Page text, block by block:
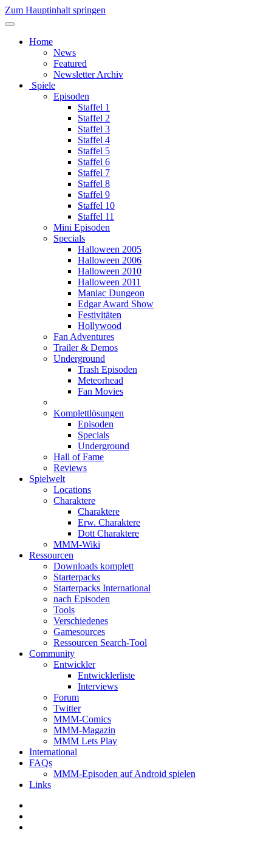
Zum Hauptinhalt springen
Home
News
Featured
Newsletter Archiv
Spiele
Episoden
Staffel 1
Staffel 2
Staffel 3
Staffel 4
Staffel 5
Staffel 6
Staffel 7
Staffel 8
Staffel 9
Staffel 10
Staffel 11
Mini Episoden
Specials
Halloween 2005
Halloween 2006
Halloween 2010
Halloween 2011
Maniac Dungeon
Edgar Award Show
Festivitäten
Hollywood
Fan Adventures
Trailer & Demos
Underground
Trash Episoden
Meteorhead
Fan Movies
Komplettlösungen
Episoden
Specials
Underground
Hall of Fame
Reviews
Spielwelt
Locations
Charaktere
Charaktere
Erw. Charaktere
Dott Charaktere
MMM-Wiki
Ressourcen
Downloads komplett
Starterpacks
Starterpacks International
nach Episoden
Tools
Verschiedenes
Gamesources
Ressourcen Search-Tool
Community
Entwickler
Entwicklerliste
Interviews
Forum
Twitter
MMM-Comics
MMM-Magazin
MMM Lets Play
International
FAQs
MMM-Episoden auf Android spielen
Links